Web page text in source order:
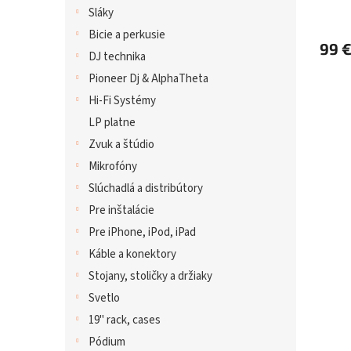
Sláky
Bicie a perkusie
DJ technika
Pioneer Dj & AlphaTheta
Hi-Fi Systémy
LP platne
Zvuk a štúdio
Mikrofóny
Slúchadlá a distribútory
Pre inštalácie
Pre iPhone, iPod, iPad
Káble a konektory
Stojany, stoličky a držiaky
Svetlo
19" rack, cases
Pódium
99 €